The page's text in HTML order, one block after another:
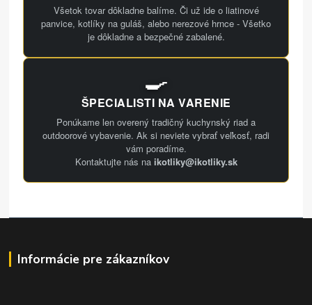
Všetok tovar dôkladne balíme. Či už ide o liatinové
panvice, kotlíky na guláš, alebo nerezové hrnce - Všetko
je dôkladne a bezpečné zabalené.
🍳
ŠPECIALISTI NA VARENIE
Ponúkame len overený tradičný kuchynský riad a
outdoorové vybavenie. Ak si neviete vybrať veľkosť, radi
vám poradíme.
Kontaktujte nás na ikotliky@ikotliky.sk
Informácie pre zákazníkov